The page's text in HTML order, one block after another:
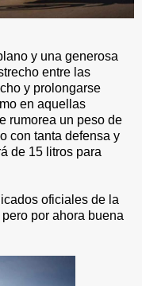
y una generosa
entre las
y prolongarse
en aquellas
rumorea un peso de
con tanta defensa y
de 15 litros para
oficiales de la
por ahora buena